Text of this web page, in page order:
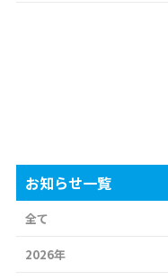
お知らせ一覧
全て
2026年